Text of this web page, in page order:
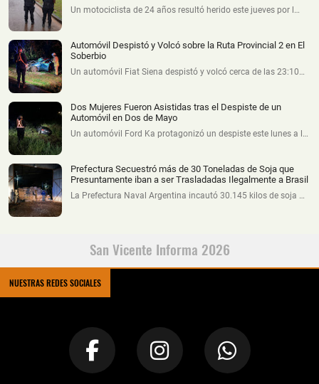
Un motociclista de 24 años resultó herido este jueves por l…
Automóvil Despistó y Volcó sobre la Ruta Provincial 2 en El
Soberbio
Un automóvil Fiat Siena despistó y volcó cerca de las 23:10…
Dos Mujeres Fueron Asistidas tras el Despiste de un
Automóvil en Dos de Mayo
Un automóvil Ford Ka protagonizó un despiste este lunes a l…
Prefectura Secuestró más de 30 Toneladas de Soja que
Presuntamente iban a ser Trasladadas Ilegalmente a Brasil
La Prefectura Naval Argentina incautó 30.145 kilos de soja …
San Vicente Informa 2026
NUESTRAS REDES SOCIALES